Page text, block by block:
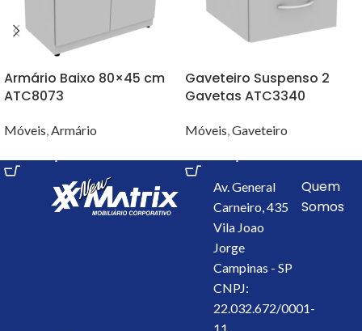
Armário Baixo 80×45 cm
ATC8073
Móveis,Armário
Gaveteiro Suspenso 2
Gavetas ATC3340
Móveis,Gaveteiro
Av. General
Carneiro, 435
Vila Joao
Jorge
Campinas - SP
CNPJ:
22.032.672/0001-
Quem
Somos